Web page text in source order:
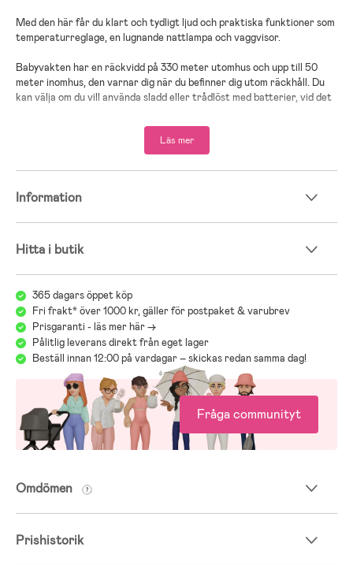
Med den här får du klart och tydligt ljud och praktiska funktioner som
temperaturreglage, en lugnande nattlampa och vaggvisor.
Babyvakten har en räckvidd på 330 meter utomhus och upp till 50
meter inomhus, den varnar dig när du befinner dig utom räckhåll. Du
kan välja om du vill använda sladd eller trådlöst med batterier, vid det
även ett smart Eco-läge som automatiskt reducerar den ström som
krävs. Den drar mindre ström ju närmare enheterna är varandra.
Automatiskt kanalval: Ja.
Volymkontroll: Ja.
Läs mer
Information
Hitta i butik
365 dagars öppet köp
Fri frakt* över 1000 kr, gäller för postpaket & varubrev
Prisgaranti - läs mer här ->
Pålitlig leverans direkt från eget lager
Beställ innan 12:00 på vardagar – skickas redan samma dag!
Fråga communityt
Omdömen
Prishistorik